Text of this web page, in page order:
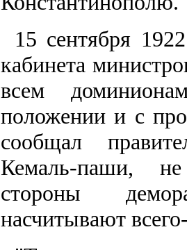
15 сентября
кабинета
всем
положении и с
сообщал
Кемаль-паши,
стороны
насчитывают